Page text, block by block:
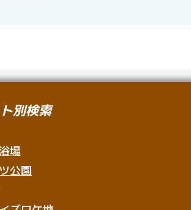
別検索
場
公園